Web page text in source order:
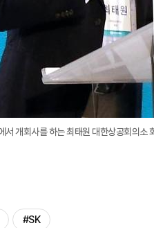
서 개회사를 하는 최태원 대한상공회의소
#SK